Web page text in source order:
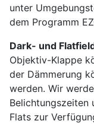
unter
dem Programm
Dark- und
Objektiv-Klappe
der Dämmerung
werden. Wir
Belichtungszeiten
Flats zur